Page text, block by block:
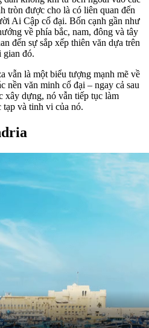
tròn được cho là có liên quan đến
Ai Cập cổ đại. Bốn cạnh gần như
về phía bắc, nam, đông và tây
đến sự sắp xếp thiên văn dựa trên
gian đó.
vẫn là một biểu tượng mạnh mẽ về
nền văn minh cổ đại – ngay cả sau
xây dựng, nó vẫn tiếp tục làm
và tinh vi của nó.